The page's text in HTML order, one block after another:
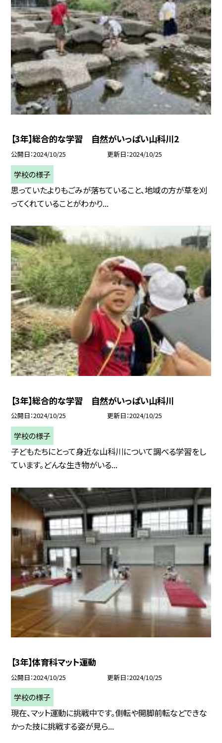
【3年】総合的な学習 自然がいっぱい山科川2
公開日 2024/10/25 更新日 2024/10/25
学校の様子
思っていたよりもごみが落ちていること、地域の方が草を刈
ってくれていることがわかり...
【3年】総合的な学習 自然がいっぱい山科川
公開日 2024/10/25 更新日 2024/10/25
学校の様子
子どもたちにとって身近な山科川について調べる学習をし
ています。どんな生き物がいる...
【3年】体育科マット運動
公開日 2024/10/25 更新日 2024/10/25
学校の様子
現在、マット運動に挑戦中です。側転や開脚前転などできな
かった技に挑戦する姿が見ら...